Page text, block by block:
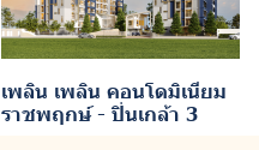
เพลิน เพลิน คอนโดมิเนียม
ราชพฤกษ์ - ปิ่นเกล้า 3